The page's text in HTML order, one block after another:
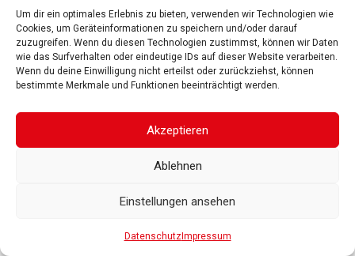
Um dir ein optimales Erlebnis zu bieten, verwenden wir Technologien wie
Cookies, um Geräteinformationen zu speichern und/oder darauf
zuzugreifen. Wenn du diesen Technologien zustimmst, können wir Daten
wie das Surfverhalten oder eindeutige IDs auf dieser Website verarbeiten.
Wenn du deine Einwilligung nicht erteilst oder zurückziehst, können
bestimmte Merkmale und Funktionen beeinträchtigt werden.
Akzeptieren
Ablehnen
Einstellungen ansehen
DatenschutzImpressum